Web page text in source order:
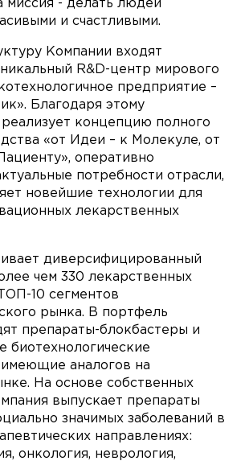
миссия - делать людей
и счастливыми.
Компании входят
R&D-центр мирового
предприятие –
Благодаря этому
концепцию полного
«от Идеи – к Молекуле, от
оперативно
потребности отрасли,
новейшие технологии для
лекарственных
диверсифицированный
чем 330 лекарственных
10 сегментов
рынка. В портфель
препараты-блокбастеры и
биотехнологические
аналогов на
На основе собственных
выпускает препараты
значимых заболеваний в
направлениях:
онкология, неврология,